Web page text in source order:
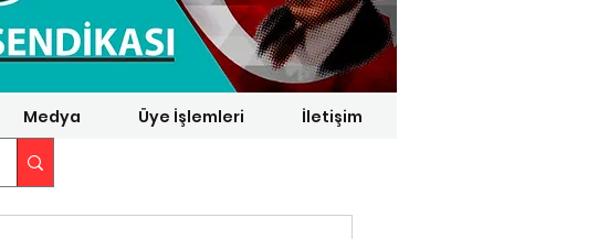
Medya Üye İşlemleri İletişim